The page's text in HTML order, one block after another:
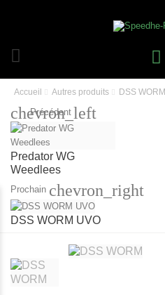
Accueil Autres produits DSS WORM
chevron_left
Précédent
Predator WG
Weedlees
Prochain chevron_right
DSS WORM UVO